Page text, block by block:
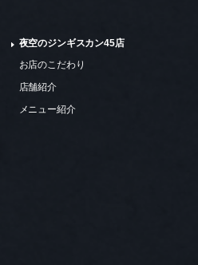
夜空のジンギスカン45店
お店のこだわり
店舗紹介
メニュー紹介